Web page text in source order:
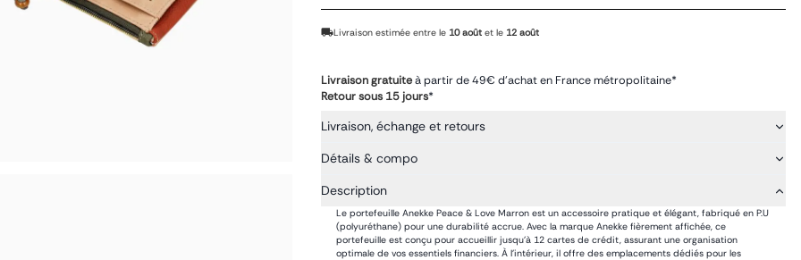
Livraison estimée entre le 10 août et le 12 août
Livraison gratuiteà partir de 49€ d'achat en France métropolitaine*
Retour sous 15 jours*
Livraison, échange et retours
Détails & compo
Description
Le portefeuille Anekke Peace & Love Marron est un accessoire pratique et élégant, fabriqué en P.U
(polyuréthane) pour une durabilité accrue. Avec la marque Anekke fièrement affichée, ce
portefeuille est conçu pour accueillir jusqu'à 12 cartes de crédit, assurant une organisation
optimale de vos essentiels financiers. À l'intérieur, il offre des emplacements dédiés pour les